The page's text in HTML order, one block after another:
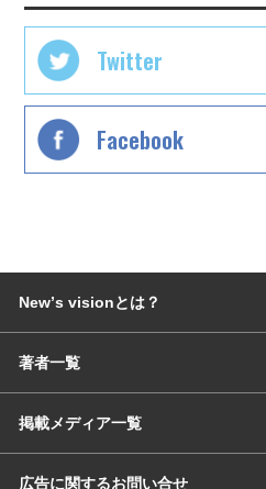
Twitter
Facebook
Newʼs visionとは？
著者一覧
掲載メディア一覧
広告に関するお問い合せ